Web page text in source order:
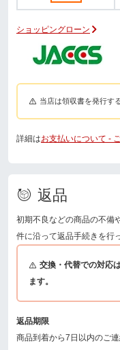
ショッピングローン
当店は領収書を発行す
詳細はお支払いについて -
返品
初期不良などの商品の不備
件に沿って返品手続きを行
交換・代替での対応
ます。
返品期限
商品到着から7日以内のご